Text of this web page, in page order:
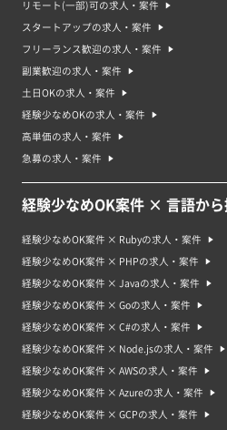
リモート(一部)可の求人・案件
スタートアップの求人・案件
フリーランス歓迎の求人・案件
副業歓迎の求人・案件
土日OKの求人・案件
経験少なめOKの求人・案件
高単価の求人・案件
急募の求人・案件
経験少なめOK案件 × 言語から
経験少なめOK案件 × Rubyの求人・案件
経験少なめOK案件 × PHPの求人・案件
経験少なめOK案件 × Javaの求人・案件
経験少なめOK案件 × Goの求人・案件
経験少なめOK案件 × C#の求人・案件
経験少なめOK案件 × Node.jsの求人・案件
経験少なめOK案件 × AWSの求人・案件
経験少なめOK案件 × Azureの求人・案件
経験少なめOK案件 × GCPの求人・案件